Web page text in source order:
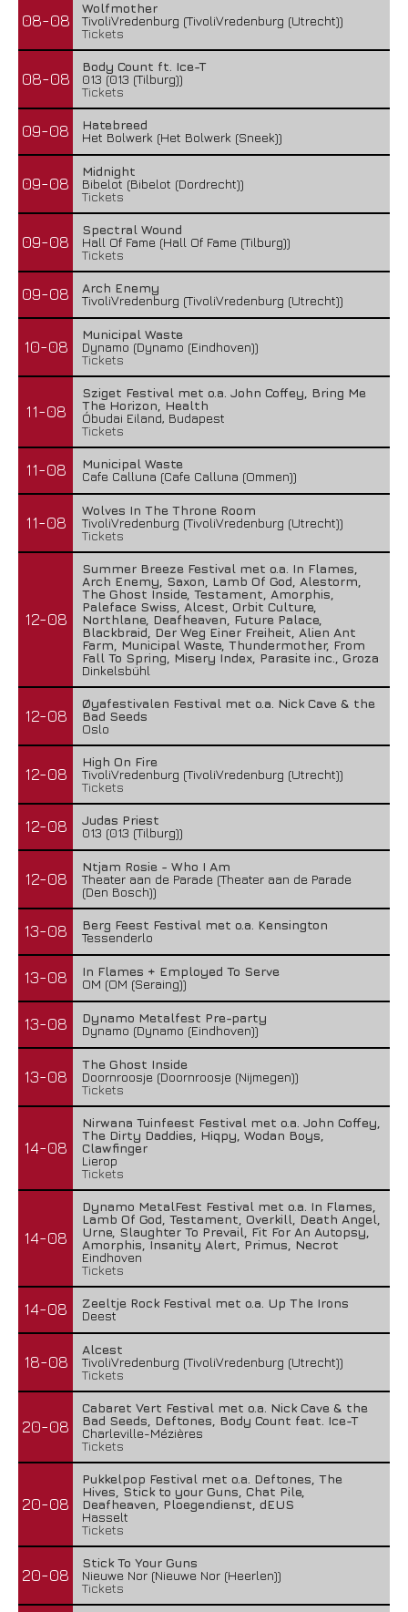
08-08
Wolfmother
TivoliVredenburg (TivoliVredenburg (Utrecht))
Tickets
08-08
Body Count ft. Ice-T
013 (013 (Tilburg))
Tickets
09-08
Hatebreed
Het Bolwerk (Het Bolwerk (Sneek))
09-08
Midnight
Bibelot (Bibelot (Dordrecht))
Tickets
09-08
Spectral Wound
Hall Of Fame (Hall Of Fame (Tilburg))
Tickets
09-08
Arch Enemy
TivoliVredenburg (TivoliVredenburg (Utrecht))
10-08
Municipal Waste
Dynamo (Dynamo (Eindhoven))
Tickets
11-08
Sziget Festival met o.a. John Coffey, Bring Me
The Horizon, Health
Óbudai Eiland, Budapest
Tickets
11-08
Municipal Waste
Cafe Calluna (Cafe Calluna (Ommen))
11-08
Wolves In The Throne Room
TivoliVredenburg (TivoliVredenburg (Utrecht))
Tickets
12-08
Summer Breeze Festival met o.a. In Flames,
Arch Enemy, Saxon, Lamb Of God, Alestorm,
The Ghost Inside, Testament, Amorphis,
Paleface Swiss, Alcest, Orbit Culture,
Northlane, Deafheaven, Future Palace,
Blackbraid, Der Weg Einer Freiheit, Alien Ant
Farm, Municipal Waste, Thundermother, From
Fall To Spring, Misery Index, Parasite inc., Groza
Dinkelsbühl
12-08
Øyafestivalen Festival met o.a. Nick Cave & the
Bad Seeds
Oslo
12-08
High On Fire
TivoliVredenburg (TivoliVredenburg (Utrecht))
Tickets
12-08
Judas Priest
013 (013 (Tilburg))
12-08
Ntjam Rosie - Who I Am
Theater aan de Parade (Theater aan de Parade
(Den Bosch))
13-08
Berg Feest Festival met o.a. Kensington
Tessenderlo
13-08
In Flames + Employed To Serve
OM (OM (Seraing))
13-08
Dynamo Metalfest Pre-party
Dynamo (Dynamo (Eindhoven))
13-08
The Ghost Inside
Doornroosje (Doornroosje (Nijmegen))
Tickets
14-08
Nirwana Tuinfeest Festival met o.a. John Coffey,
The Dirty Daddies, Hiqpy, Wodan Boys,
Clawfinger
Lierop
Tickets
14-08
Dynamo MetalFest Festival met o.a. In Flames,
Lamb Of God, Testament, Overkill, Death Angel,
Urne, Slaughter To Prevail, Fit For An Autopsy,
Amorphis, Insanity Alert, Primus, Necrot
Eindhoven
Tickets
14-08
Zeeltje Rock Festival met o.a. Up The Irons
Deest
18-08
Alcest
TivoliVredenburg (TivoliVredenburg (Utrecht))
Tickets
20-08
Cabaret Vert Festival met o.a. Nick Cave & the
Bad Seeds, Deftones, Body Count feat. Ice-T
Charleville-Mézières
Tickets
20-08
Pukkelpop Festival met o.a. Deftones, The
Hives, Stick to your Guns, Chat Pile,
Deafheaven, Ploegendienst, dEUS
Hasselt
Tickets
20-08
Stick To Your Guns
Nieuwe Nor (Nieuwe Nor (Heerlen))
Tickets